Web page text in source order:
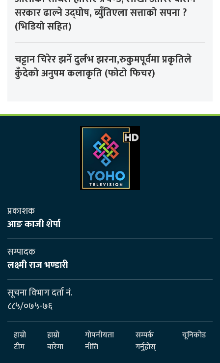
सरकार ढाल्ने उद्घोष, ब्युँतिएला सत्ताको सपना ?
(भिडियो सहित)
चट्टान चिरेर झर्ने दुर्लभ झरना,रुकुमपूर्वमा प्रकृतिले
कुँदेको अनुपम कलाकृति (फोटो फिचर)
प्रकाशक
आङ काजी शेर्पा
सम्पादक
लक्ष्मी राज भण्डारी
सूचना विभाग दर्ता नं.
८८५/०७५-७६
हाम्रो
टीम
हाम्रो
बारेमा
गोपनीयता
नीति
सम्पर्क
गर्नुहोस्
यूनिकोड